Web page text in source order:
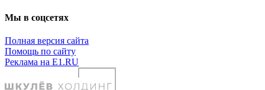
Мы в соцсетях
Полная версия сайта
Помощь по сайту
Реклама на E1.RU